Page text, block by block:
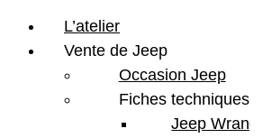
L’atelier
Vente de Jeep
Occasion Jeep
Fiches techniques
Jeep